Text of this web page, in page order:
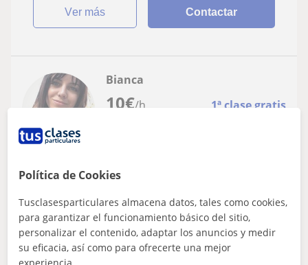
ver más Contactar
10€/h 1ª clase gratis
Bianca
Castellano
Profesor de repaso y apoyo escolar tanto
de primaria como de secundaria.
Especializada, sobretodo en idiomas
Profesor de repaso y apoyo escolar tanto de primaria
Política de Cookies
Tusclasesparticulares almacena datos, tales como cookies,
para garantizar el funcionamiento básico del sitio,
personalizar el contenido, adaptar los anuncios y medir
su eficacia, así como para ofrecerte una mejor
experiencia.